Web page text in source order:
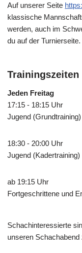
Auf unserer Seite
klassische
werden, auch im
du auf der Turnierseite.
Trainingszeiten
Jeden Freitag
17:15 - 18:15 Uhr
Jugend (Grundtraining)
18:30 - 20:00 Uhr
Jugend (Kadertraining)
ab 19:15 Uhr
Fortgeschrittene und
Schachinteressierte
unseren Schachabend